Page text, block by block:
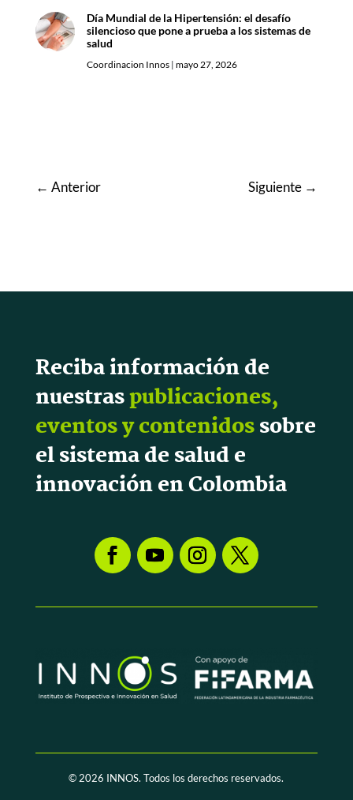
Día Mundial de la Hipertensión: el desafío
silencioso que pone a prueba a los sistemas de
salud
Coordinacion Innos| mayo 27, 2026
← Anterior Siguiente →
Reciba información de
nuestraspublicaciones,
eventos y contenidossobre
el sistema de salud e
innovación en Colombia
© 2026 INNOS. Todos los derechos reservados.